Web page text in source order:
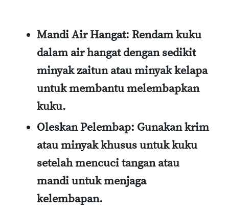
Mandi Air Hangat: Rendam kuku
dalam air hangat dengan sedikit
minyak zaitun atau minyak kelapa
untuk membantu melembapkan
kuku.
Oleskan Pelembap: Gunakan krim
atau minyak khusus untuk kuku
setelah mencuci tangan atau
mandi untuk menjaga
kelembapan.